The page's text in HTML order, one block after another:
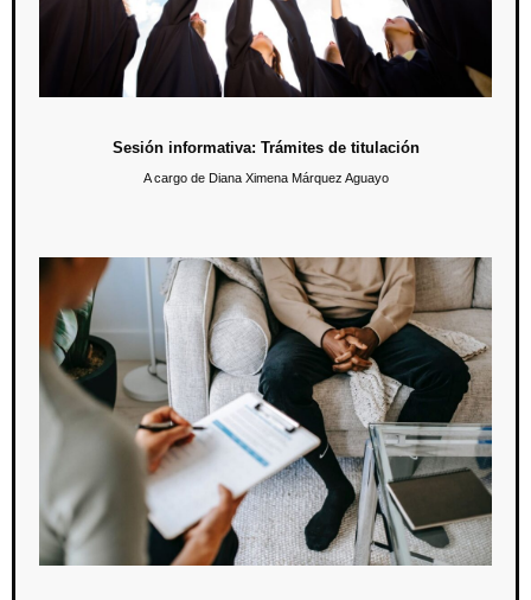
Sesión informativa: Trámites de titulación
A cargo de Diana Ximena Márquez Aguayo
Conferencia: Psicoterapia basada en evidencias:
más allá del modelo médico
El pasado 24 de abril se trató el tema de la relevancia de la
psicoterapia basada en enfoques y técnicas respaldadas por
evidencia científica con el objetivo de obtener resultados conscientes
y razonados.